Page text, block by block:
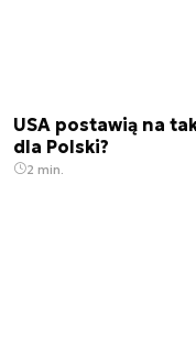
USA postawią na
dla Polski?
2 min.